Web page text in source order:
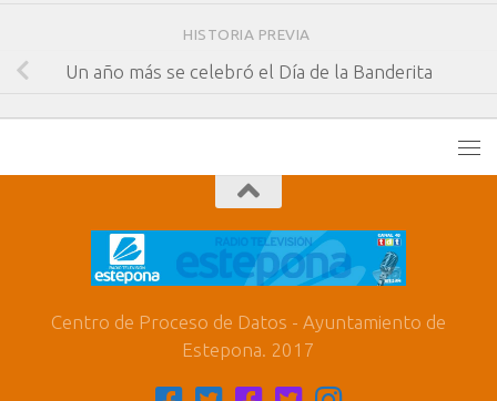
HISTORIA PREVIA
Un año más se celebró el Día de la Banderita
Centro de Proceso de Datos - Ayuntamiento de
Estepona. 2017